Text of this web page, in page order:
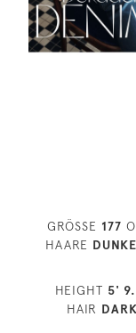
GRÖSSE 177
HAARE
HEIGHT 5'
HAIR